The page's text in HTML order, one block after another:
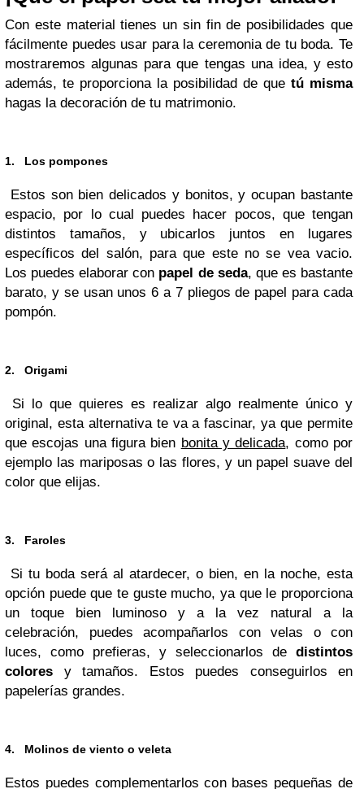
Con este material tienes un sin fin de posibilidades que
fácilmente puedes usar para la ceremonia de tu boda. Te
mostraremos algunas para que tengas una idea, y esto
además, te proporciona la posibilidad de que tú misma
hagas la decoración de tu matrimonio.
1. Los pompones
Estos son bien delicados y bonitos, y ocupan bastante
espacio, por lo cual puedes hacer pocos, que tengan
distintos tamaños, y ubicarlos juntos en lugares
específicos del salón, para que este no se vea vacio.
Los puedes elaborar con papel de seda, que es bastante
barato, y se usan unos 6 a 7 pliegos de papel para cada
pompón.
2. Origami
Si lo que quieres es realizar algo realmente único y
original, esta alternativa te va a fascinar, ya que permite
que escojas una figura bien bonita y delicada, como por
ejemplo las mariposas o las flores, y un papel suave del
color que elijas.
3. Faroles
Si tu boda será al atardecer, o bien, en la noche, esta
opción puede que te guste mucho, ya que le proporciona
un toque bien luminoso y a la vez natural a la
celebración, puedes acompañarlos con velas o con
luces, como prefieras, y seleccionarlos de distintos
colores y tamaños. Estos puedes conseguirlos en
papelerías grandes.
4. Molinos de viento o veleta
Estos puedes complementarlos con bases pequeñas de